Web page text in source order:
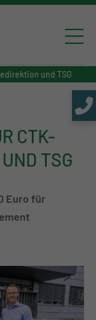
und TSG
CTK-
TSG
Euro für